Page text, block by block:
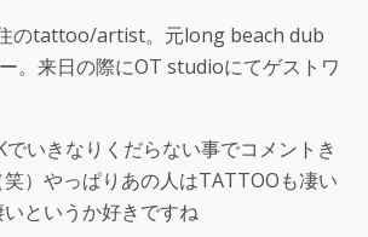
のtattoo/artist。元long beach dub
。来日の際にOT studioにてゲストワ
でいきなりくだらない事でコメントき
）やっぱりあの人はTATTOOも凄い
というか好きですね